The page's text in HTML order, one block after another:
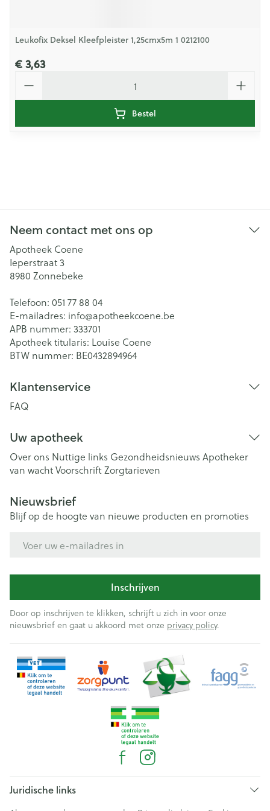
Leukofix Deksel Kleefpleister 1,25cmx5m 1 0212100
€ 3,63
Bestel
Neem contact met ons op
Apotheek Coene
Ieperstraat 3
8980 Zonnebeke
Telefoon: 051 77 88 04
E-mailadres: info@apotheekcoene.be
APB nummer: 333701
Apotheek titularis: Louise Coene
BTW nummer: BE0432894964
Klantenservice
FAQ
Uw apotheek
Over ons Nuttige links Gezondheidsnieuws Apotheker
van wachtVoorschriftZorgtarieven
Nieuwsbrief
Blijf op de hoogte van nieuwe producten en promoties
Inschrijven
Door op inschrijven te klikken, schrijft u zich in voor onze
nieuwsbrief en gaat u akkoord met onze privacy policy.
Juridische links